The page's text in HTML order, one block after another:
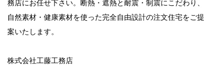
務店にお任せ下さい。断熱・遮熱と耐震・制震にこだわり、
自然素材・健康素材を使った完全自由設計の注文住宅をご提
案いたします。
株式会社工藤工務店